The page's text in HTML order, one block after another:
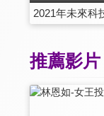
推薦影片